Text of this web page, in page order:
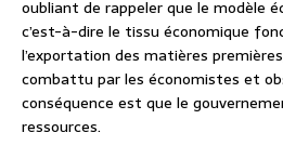
oubliant de rappeler que le modèle
c’est-à-dire le tissu économique
l’exportation des matières
combattu par les économistes et
conséquence est que le
ressources.